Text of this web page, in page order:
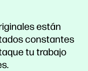
están
constantes
tu trabajo